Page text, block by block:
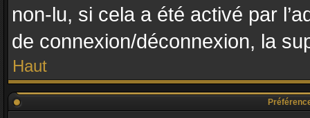
non-lu, si cela a été activé par
de connexion/déconnexion, la
Haut